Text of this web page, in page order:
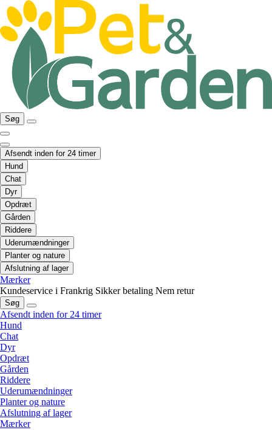
Søg
Afsendt inden for 24 timer
Hund
Chat
Dyr
Opdræt
Gården
Riddere
Uderumændninger
Planter og nature
Afslutning af lager
Mærker
Kundeservice i Frankrig Sikker betaling Nem retur
Søg
Afsendt inden for 24 timer
Hund
Chat
Dyr
Opdræt
Gården
Riddere
Uderumændninger
Planter og nature
Afslutning af lager
Mærker